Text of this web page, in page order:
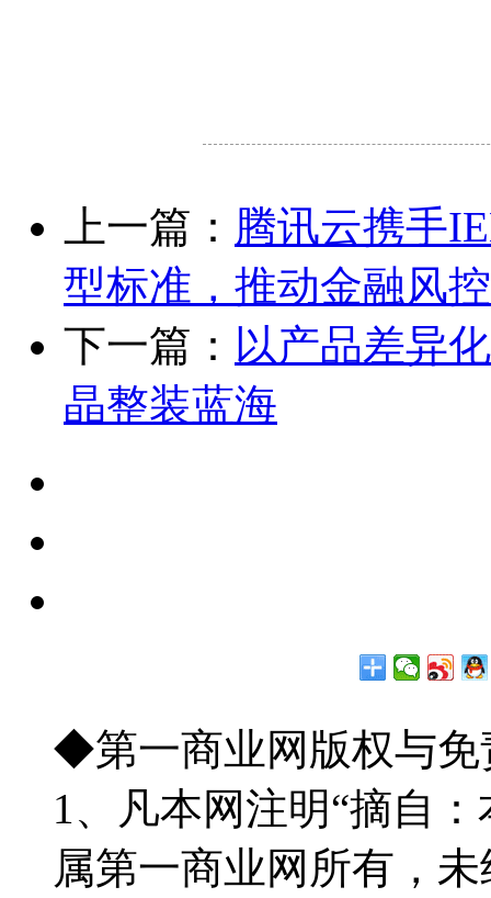
上一篇： 腾讯云携手
型标准，推动金融风
下一篇： 以产品差异
晶整装蓝海
◆第一商业网版权与免
1、凡本网注明“摘自
属第一商业网所有，